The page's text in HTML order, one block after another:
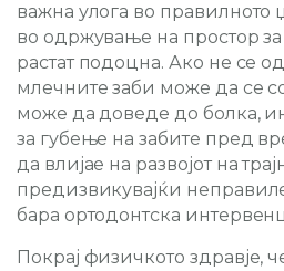
важна улога во правилното
во одржување на простор за
растат подоцна. Ако не се
млечните заби може да се
може да доведе до болка,
за губење на забите пред
да влијае на развојот на
предизвикувајќи
бара ортодонтска
Покрај физичкото здравје,